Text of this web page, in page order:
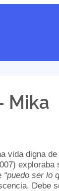
Mika
vida digna
exploraba
“puedo ser lo
Debe